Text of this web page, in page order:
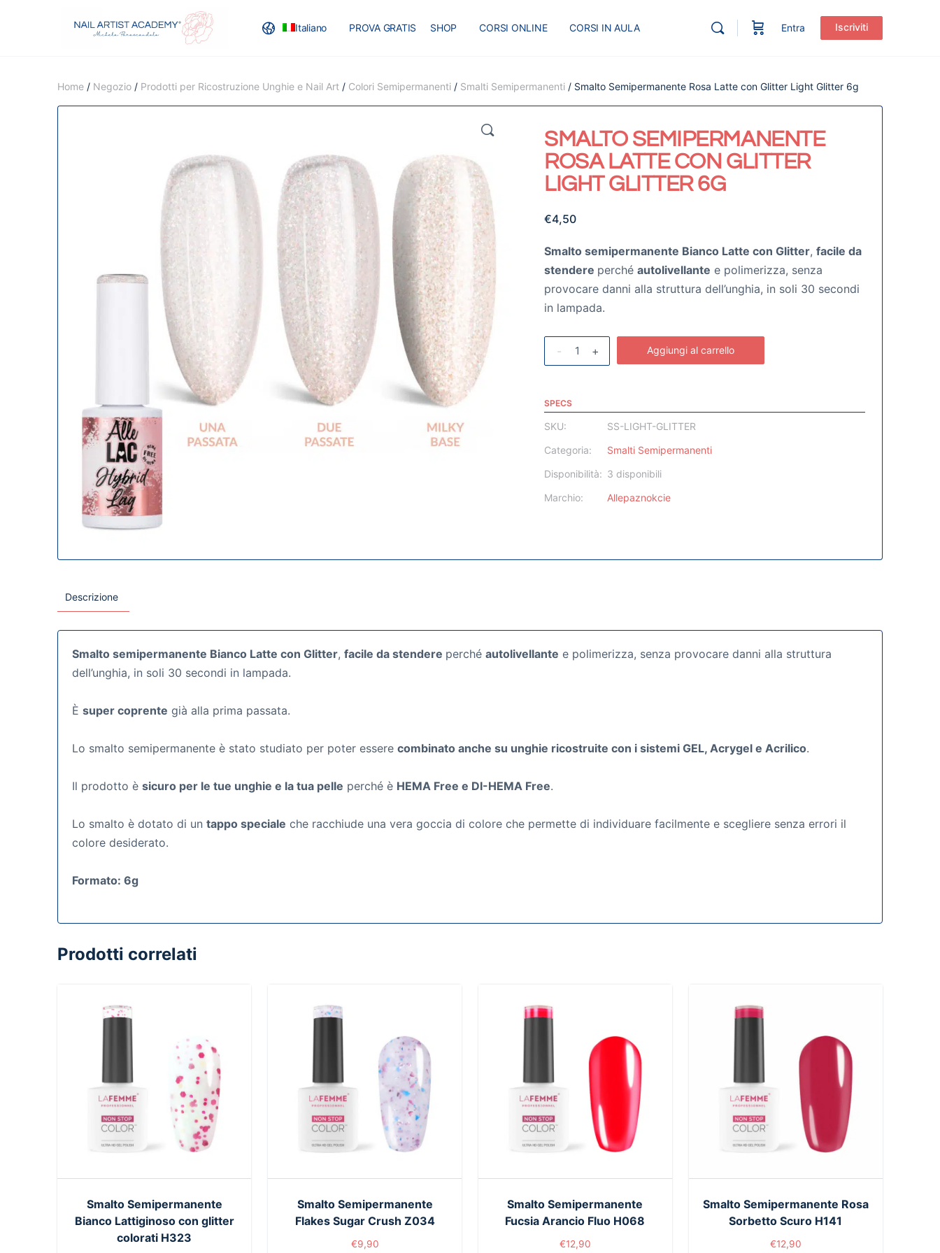
Italiano PROVA GRATIS SHOP CORSI ONLINE CORSI IN AULA
RECENSIONI MASTER BLOG
Entra Iscriviti
Home / Negozio / Prodotti per Ricostruzione Unghie e Nail Art / Colori Semipermanenti / Smalti Semipermanenti / Smalto Semipermanente Rosa Latte con Glitter Light Glitter 6g
🔍
SMALTO SEMIPERMANENTE
ROSA LATTE CON GLITTER
LIGHT GLITTER 6G
€4,50
Smalto semipermanente Bianco Latte con Glitter,facile da
stendere perchéautolivellante e polimerizza, senza
provocare danni alla struttura dell’unghia, in soli 30 secondi
in lampada.
- + Aggiungi al carrello
SPECS
SKU:
SS-LIGHT-GLITTER
Categoria:
Smalti Semipermanenti
Disponibilità: 3 disponibili
Marchio:
Allepaznokcie
Descrizione
Smalto semipermanente Bianco Latte con Glitter, facile da stendere perché autolivellante e polimerizza, senza provocare danni alla struttura
dell’unghia, in soli 30 secondi in lampada.
È super coprente già alla prima passata.
Lo smalto semipermanente è stato studiato per poter essere combinato anche su unghie ricostruite con i sistemi GEL, Acrygel e Acrilico.
Il prodotto è sicuro per le tue unghie e la tua pelle perché è HEMA Free e DI-HEMA Free.
Lo smalto è dotato di un tappo speciale che racchiude una vera goccia di colore che permette di individuare facilmente e scegliere senza errori il
colore desiderato.
Formato: 6g
Prodotti correlati
Smalto Semipermanente
Bianco Lattiginoso con glitter
colorati H323
Smalto Semipermanente
Flakes Sugar Crush Z034
€9,90
Smalto Semipermanente
Fucsia Arancio Fluo H068
€12,90
Smalto Semipermanente Rosa
Sorbetto Scuro H141
€12,90